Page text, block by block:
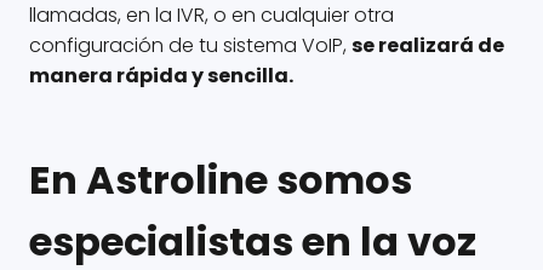
llamadas, en la IVR, o en cualquier otra
configuración de tu sistema VoIP,se realizará de
manera rápida y sencilla.
En Astroline somos
especialistas en la voz